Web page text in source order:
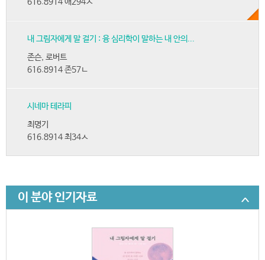
내 그림자에게 말 걸기 : 융 심리학이 말하는 내 안의...
존슨, 로버트
616.8914 존57ㄴ
시네마 테라피
최명기
616.8914 최34ㅅ
이 분야 인기자료